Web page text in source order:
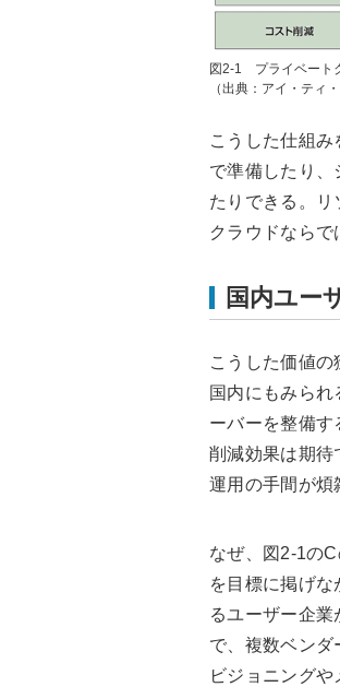
図2-1 プライベート
（出典：アイ・ティ・
こうした仕組
で準備したり、
たりできる。リ
クラウドならで
国内ユー
こうした価値
国内にもみら
ーバーを整備す
削減効果は期待
運用の手間が煩
なぜ、図2-1の
を目標に掲げ
るユーザー企
で、複数ベンダ
ビジョニング